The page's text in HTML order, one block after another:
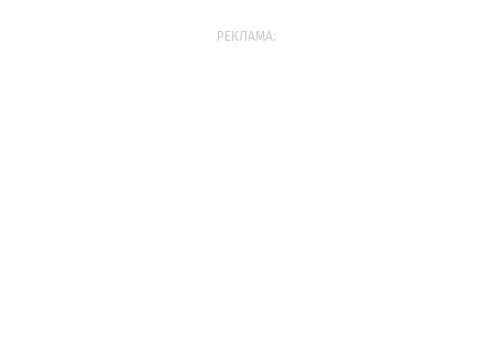
РЕКЛАМА: